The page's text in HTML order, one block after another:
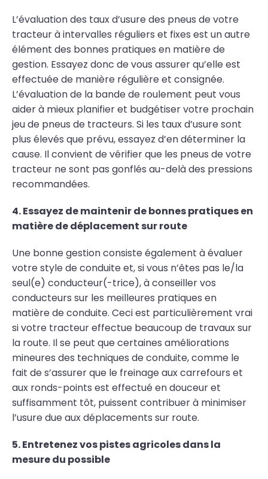
L’évaluation des taux d’usure des pneus de votre
tracteur à intervalles réguliers et fixes est un autre
élément des bonnes pratiques en matière de
gestion. Essayez donc de vous assurer qu’elle est
effectuée de manière régulière et consignée.
L’évaluation de la bande de roulement peut vous
aider à mieux planifier et budgétiser votre prochain
jeu de pneus de tracteurs. Si les taux d’usure sont
plus élevés que prévu, essayez d’en déterminer la
cause. Il convient de vérifier que les pneus de votre
tracteur ne sont pas gonflés au-delà des pressions
recommandées.
4. Essayez de maintenir de bonnes pratiques en
matière de déplacement sur route
Une bonne gestion consiste également à évaluer
votre style de conduite et, si vous n’êtes pas le/la
seul(e) conducteur(-trice), à conseiller vos
conducteurs sur les meilleures pratiques en
matière de conduite. Ceci est particulièrement vrai
si votre tracteur effectue beaucoup de travaux sur
la route. Il se peut que certaines améliorations
mineures des techniques de conduite, comme le
fait de s’assurer que le freinage aux carrefours et
aux ronds-points est effectué en douceur et
suffisamment tôt, puissent contribuer à minimiser
l’usure due aux déplacements sur route.
5. Entretenez vos pistes agricoles dans la
mesure du possible